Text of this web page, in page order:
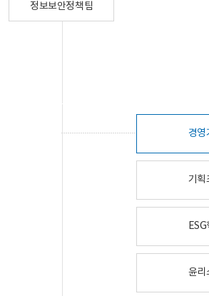
정보보안정책팀
경영
기획
윤리